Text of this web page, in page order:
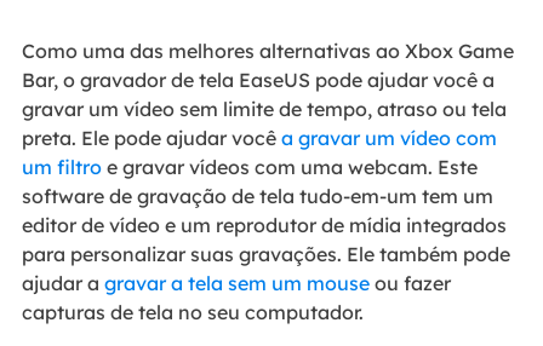
Como uma das melhores alternativas ao Xbox Game
Bar, o gravador de tela EaseUS pode ajudar você a
gravar um vídeo sem limite de tempo, atraso ou tela
preta. Ele pode ajudar você a gravar um vídeo com
um filtroe gravar vídeos com uma webcam. Este
software de gravação de tela tudo-em-um tem um
editor de vídeo e um reprodutor de mídia integrados
para personalizar suas gravações. Ele também pode
ajudar a gravar a tela sem um mouseou fazer
capturas de tela no seu computador.